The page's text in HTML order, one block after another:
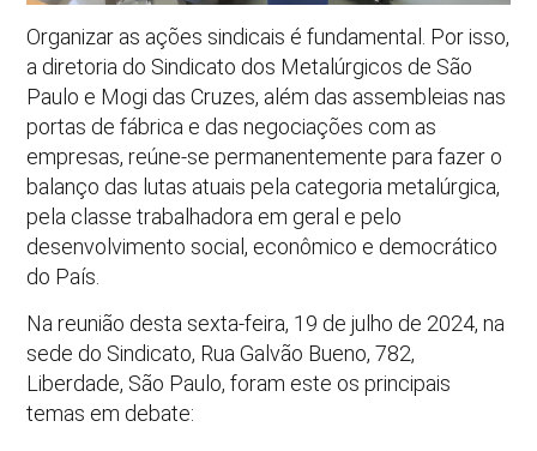
Organizar as ações sindicais é fundamental. Por isso,
a diretoria do Sindicato dos Metalúrgicos de São
Paulo e Mogi das Cruzes, além das assembleias nas
portas de fábrica e das negociações com as
empresas, reúne-se permanentemente para fazer o
balanço das lutas atuais pela categoria metalúrgica,
pela classe trabalhadora em geral e pelo
desenvolvimento social, econômico e democrático
do País.
Na reunião desta sexta-feira, 19 de julho de 2024, na
sede do Sindicato, Rua Galvão Bueno, 782,
Liberdade, São Paulo, foram este os principais
temas em debate: